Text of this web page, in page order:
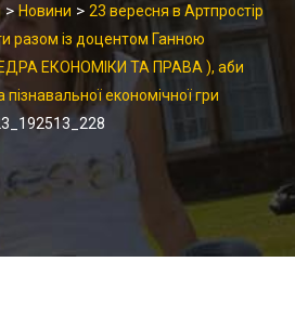
>Новини > 23 вересня в Артпростір
разом із доцентом Ганною
ЕКОНОМІКИ ТА ПРАВА ), аби
економічної гри